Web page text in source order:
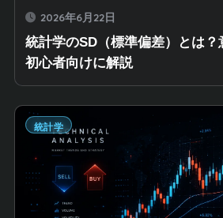
2026年6月22日
統計学のSD（標準偏差）とは？
初心者向けに解説
統計学